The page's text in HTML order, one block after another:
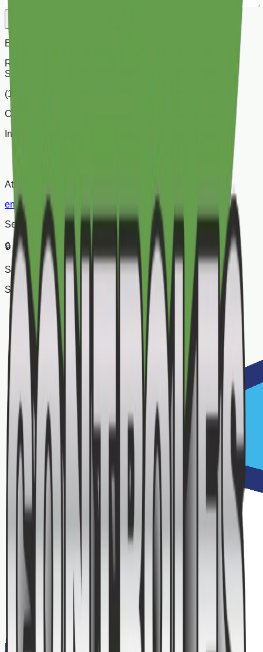
Empório dos Controles
R. Santa Ifigênia, 664
Sta Ifigênia – São Paulo / SP
(11) 3337-5665 | (11) 9 4726-3984
CNPJ: 05.303.406/0001-67
Institucional
Atendimento
emporiodoscontroles@hotmail.com
Segurança e Formas de Pagamento
🔒
Site Seguro
SSL Verificado